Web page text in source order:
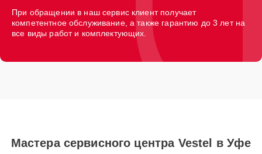
При обращении в наш сервис клиент получает
компетентное обслуживание, а также гарантию до 3 лет на
все виды работ и комплектующих.
Мастера сервисного центра Vestel в Уфе